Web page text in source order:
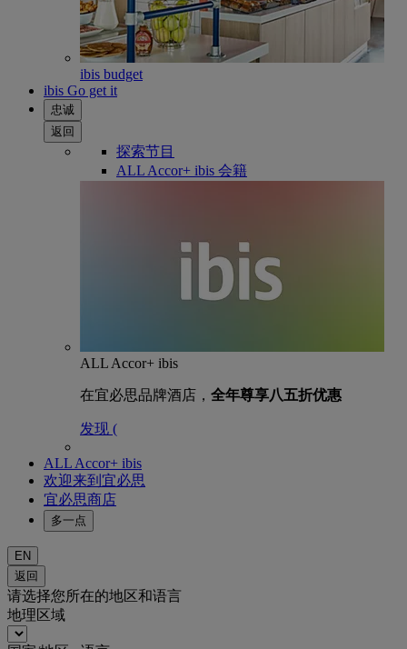
ibis budget
ibis Go get it
忠诚
返回
探索节目
ALL Accor+ ibis 会籍
ALL Accor+ ibis
在宜必思品牌酒店， 全年尊享八五折优惠
发现 (
ALL Accor+ ibis
欢迎来到宜必思
宜必思商店
多一点
EN
返回
请选择您所在的地区和语言
地理区域